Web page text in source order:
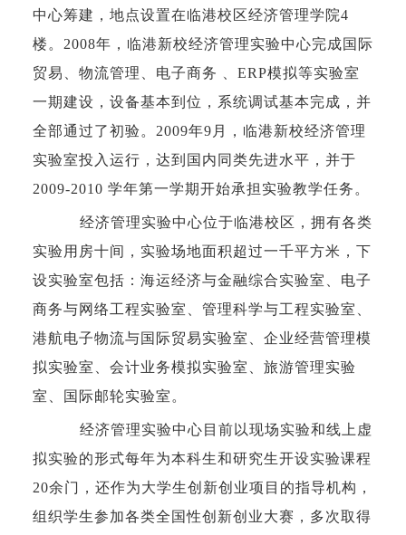
中心筹建，地点设置在临港校区经济管理学院4
楼。2008年，临港新校经济管理实验中心完成国际
贸易、物流管理、电子商务 、ERP模拟等实验室
一期建设，设备基本到位，系统调试基本完成，并
全部通过了初验。2009年9月，临港新校经济管理
实验室投入运行，达到国内同类先进水平，并于
2009-2010 学年第一学期开始承担实验教学任务。
经济管理实验中心位于临港校区，拥有各类
实验用房十间，实验场地面积超过一千平方米，下
设实验室包括：海运经济与金融综合实验室、电子
商务与网络工程实验室、管理科学与工程实验室、
港航电子物流与国际贸易实验室、企业经营管理模
拟实验室、会计业务模拟实验室、旅游管理实验
室、国际邮轮实验室。
经济管理实验中心目前以现场实验和线上虚
拟实验的形式每年为本科生和研究生开设实验课程
20余门，还作为大学生创新创业项目的指导机构，
组织学生参加各类全国性创新创业大赛，多次取得